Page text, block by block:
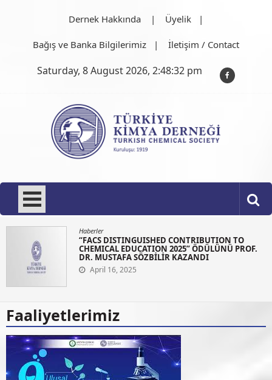
Dernek Hakkında Üyelik
Bağış ve Banka Bilgilerimiz İletişim / Contact
Saturday, 8 August 2026, 2:48:33 pm
Türkiye Kimya Derneği
Haberler
“IUPAC SOLVAY FOR YOUNG CHEMISTS 2025”
ÖDÜLÜNÜ Ç. ONSEKİZ MART ÜNİVERSİTESİ
KİMYA BÖLÜMÜ ANALİTİK KİMYA ANA
BİLİMDALINDAN “DR.SELEN AYAZ” KAZANDI
Faaliyetlerimiz